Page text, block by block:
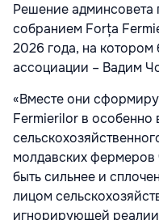
Решение
собранием Forța
2026 года, на
ассоциации – Вадим
«Вместе они
Fermierilor в особенно
молдавских
быть сильнее и
лицом
игнорирующей реалии